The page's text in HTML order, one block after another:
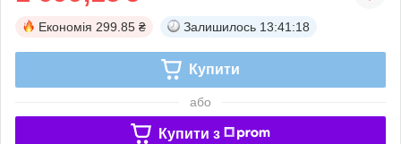
Економія 299.85 ₴ Залишилось 13:41:17
Купити
або
Купити з